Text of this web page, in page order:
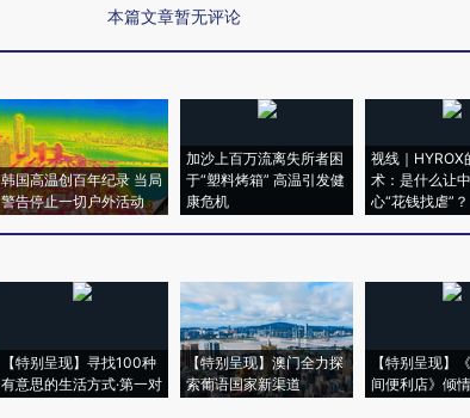
本篇文章暂无评论
韩国高温创百年纪录 当局
警告停止一切户外活动
加沙上百万流离失所者困
于“塑料烤箱” 高温引发健
康危机
视线｜HYROX
术：是什么让
心“花钱找虐”？
【特别呈现】寻找100种
有意思的生活方式·第一对
【特别呈现】澳门全力探
索葡语国家新渠道
【特别呈现】
间便利店》倾